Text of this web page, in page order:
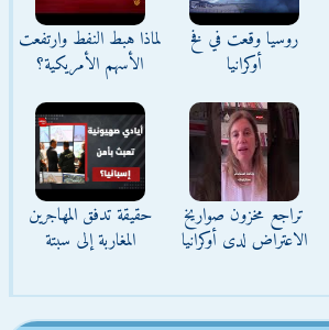
روسيا وقعت في فخ
أوكرانيا
لماذا هبط النفط وارتفعت
الأسهم الأمريكية؟
تراجع مخزون صواريخ
الاعتراض لدى أوكرانيا
حقيقة تدفق المهاجرين
المغاربة إلى سبتة